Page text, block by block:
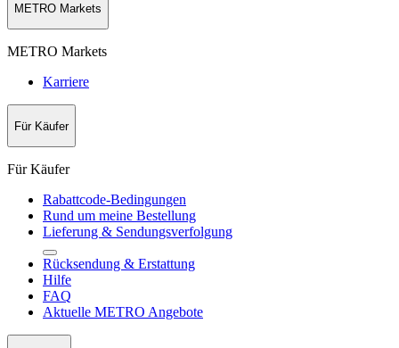
METRO Markets
METRO Markets
Karriere
Für Käufer
Für Käufer
Rabattcode-Bedingungen
Rund um meine Bestellung
Lieferung & Sendungsverfolgung
Rücksendung & Erstattung
Hilfe
FAQ
Aktuelle METRO Angebote